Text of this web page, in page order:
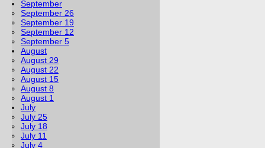
September
September 26
September 19
September 12
September 5
August
August 29
August 22
August 15
August 8
August 1
July
July 25
July 18
July 11
July 4